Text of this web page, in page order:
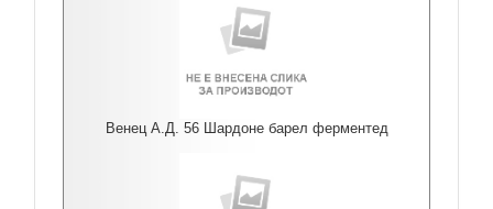
Венец А.Д. 56 Шардоне барел ферментед